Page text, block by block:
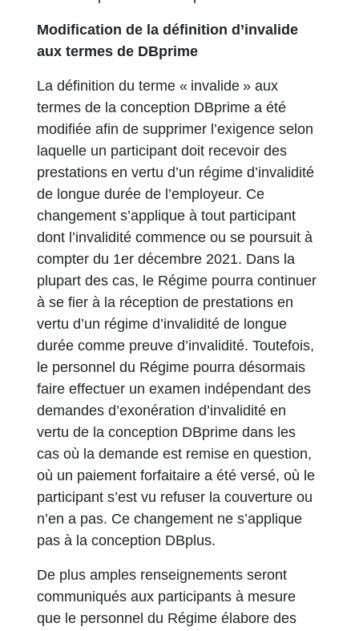
Modification de la définition d’invalide
aux termes de DBprime
La définition du terme « invalide » aux
termes de la conception DBprime a été
modifiée afin de supprimer l’exigence selon
laquelle un participant doit recevoir des
prestations en vertu d’un régime d’invalidité
de longue durée de l’employeur. Ce
changement s’applique à tout participant
dont l’invalidité commence ou se poursuit à
compter du 1er décembre 2021. Dans la
plupart des cas, le Régime pourra continuer
à se fier à la réception de prestations en
vertu d’un régime d’invalidité de longue
durée comme preuve d’invalidité. Toutefois,
le personnel du Régime pourra désormais
faire effectuer un examen indépendant des
demandes d’exonération d’invalidité en
vertu de la conception DBprime dans les
cas où la demande est remise en question,
où un paiement forfaitaire a été versé, où le
participant s’est vu refuser la couverture ou
n’en a pas. Ce changement ne s’applique
pas à la conception DBplus.
De plus amples renseignements seront
communiqués aux participants à mesure
que le personnel du Régime élabore des